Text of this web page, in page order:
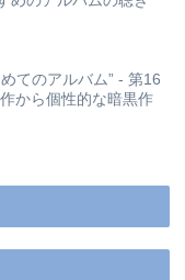
めてのアルバム” - 第16
から個性的な暗黒作